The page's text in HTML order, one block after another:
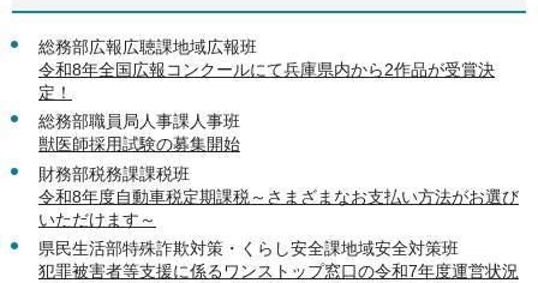
総務部広報広聴課地域広報班
令和8年全国広報コンクールにて兵庫県内から2作品が受賞決
定！
総務部職員局人事課人事班
獣医師採用試験の募集開始
財務部税務課課税班
令和8年度自動車税定期課税～さまざまなお支払い方法がお選び
いただけます～
県民生活部特殊詐欺対策・くらし安全課地域安全対策班
犯罪被害者等支援に係るワンストップ窓口の令和7年度運営状況